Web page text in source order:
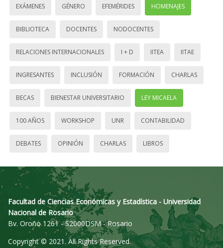
EXÁMENES GÉNERO EFEMÉRIDES HOMENAJES
BIBLIOTECA DOCENTES NODOCENTES
RELACIONES INTERNACIONALES I + D IITEA IITAE
INGRESANTES INCLUSIÓN FORMACIÓN CHARLAS
BECAS BIENESTAR UNIVERSITARIO LEY MICAELA
100 AÑOS WORKSHOP UNR CONTABILIDAD
DEBATES OPINIÓN CHARLAS LIBROS
Facultad de Ciencias Económicas y Estadística - Universidad
Nacional de Rosario
Bv. Oroño 1261 - S2000DSM - Rosario
Copyright © 2021. All Rights Reserved.